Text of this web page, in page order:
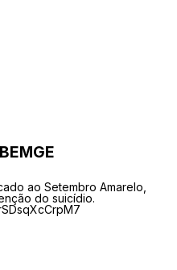
ao Setembro Amarelo,
do suicídio.